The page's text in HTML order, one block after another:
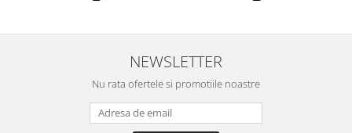
NEWSLETTER
Nu rata ofertele si promotiile noastre